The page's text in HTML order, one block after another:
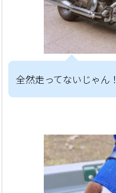
全然走ってないじゃん！